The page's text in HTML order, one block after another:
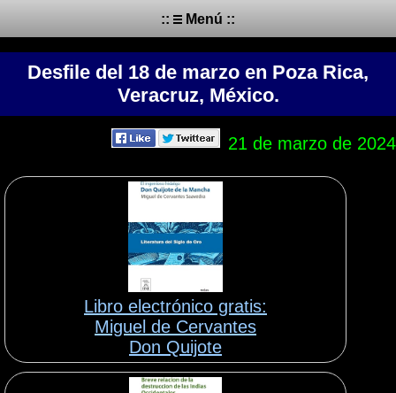
:: Menú ::
Desfile del 18 de marzo en Poza Rica,
Veracruz, México.
21 de marzo de 2024
Libro electrónico gratis:
Miguel de Cervantes
Don Quijote